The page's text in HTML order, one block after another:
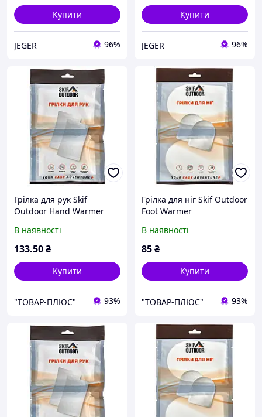
Купити
JEGER 96%
Купити
JEGER 96%
Грілка для рук Skif
Outdoor Hand Warmer
В наявності
133.50₴
Купити
"ТОВАР-ПЛЮС" 93%
Грілка для ніг Skif Outdoor
Foot Warmer
В наявності
85₴
Купити
"ТОВАР-ПЛЮС" 93%